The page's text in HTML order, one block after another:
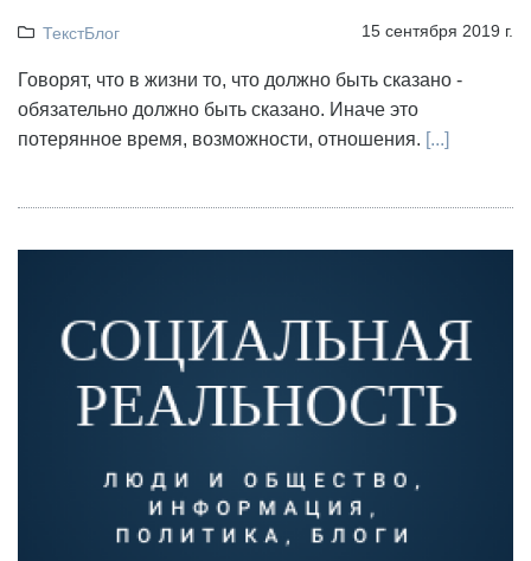
ТекстБлог 15 сентября 2019 г.
Говорят, что в жизни то, что должно быть сказано -
обязательно должно быть сказано. Иначе это
потерянное время, возможности, отношения. [...]